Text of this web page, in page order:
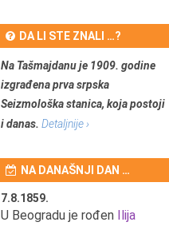
DA LI STE ZNALI …?
Na Tašmajdanu je 1909. godine
izgrađena prva srpska
Seizmološka stanica, koja postoji
i danas. Detaljnije ›
NA DANAŠNJI DAN …
7.8.1859.
U Beogradu je rođen Ilija